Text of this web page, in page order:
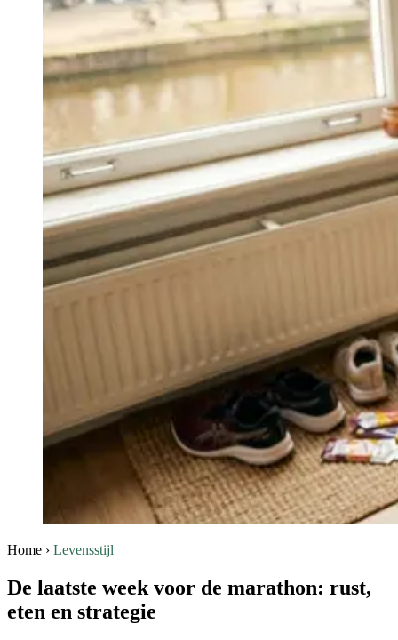
Home › Levensstijl
De laatste week voor de marathon: rust,
eten en strategie